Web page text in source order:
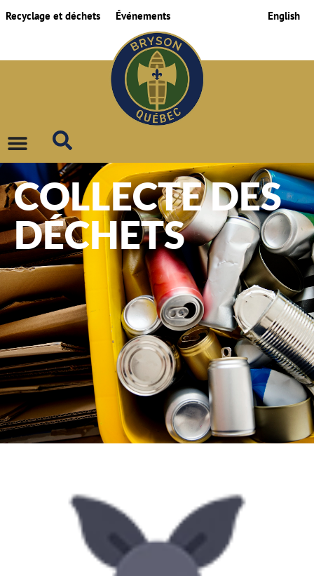
Recyclage et déchets Événements English
COLLECTE DES
DÉCHETS